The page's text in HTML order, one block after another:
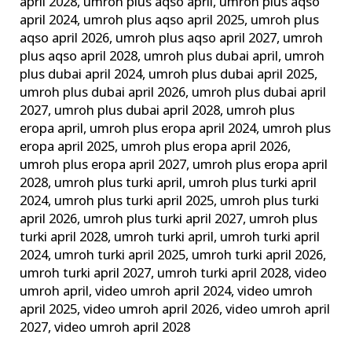
april 2024, umroh plus aqso april 2025, umroh plus
aqso april 2026, umroh plus aqso april 2027, umroh
plus aqso april 2028, umroh plus dubai april, umroh
plus dubai april 2024, umroh plus dubai april 2025,
umroh plus dubai april 2026, umroh plus dubai april
2027, umroh plus dubai april 2028, umroh plus
eropa april, umroh plus eropa april 2024, umroh plus
eropa april 2025, umroh plus eropa april 2026,
umroh plus eropa april 2027, umroh plus eropa april
2028, umroh plus turki april, umroh plus turki april
2024, umroh plus turki april 2025, umroh plus turki
april 2026, umroh plus turki april 2027, umroh plus
turki april 2028, umroh turki april, umroh turki april
2024, umroh turki april 2025, umroh turki april 2026,
umroh turki april 2027, umroh turki april 2028,video
umroh april,video umroh april 2024,video umroh
april 2025,video umroh april 2026,video umroh april
2027,video umroh april 2028